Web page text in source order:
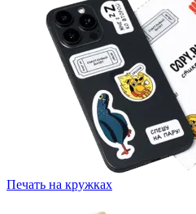
Печать на кружках